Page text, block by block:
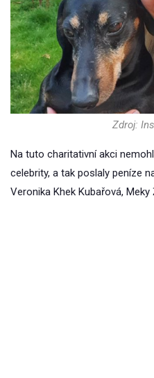
Zdroj:
Na tuto charitativní akci
celebrity, a tak poslaly peníze
Veronika Khek Kubařová, Meky